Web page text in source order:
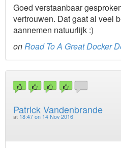
Goed verstaanbaar
vertrouwen. Dat gaat al veel
aannemen natuurlijk :)
on Road To A Great Docker
Patrick Vandenbrande
at 18:47 on 14 Nov 2016